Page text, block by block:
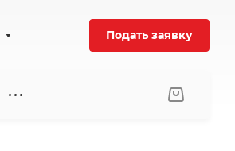
Подать заявку